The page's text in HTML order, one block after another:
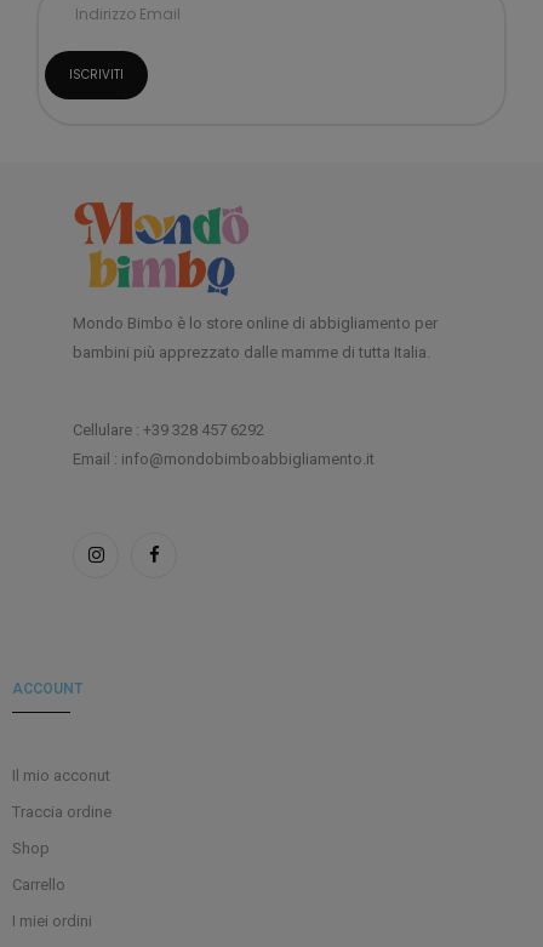
Mondo Bimbo è lo store online di abbigliamento per
bambini più apprezzato dalle mamme di tutta Italia.
Cellulare : +39 328 457 6292
Email : info@mondobimboabbigliamento.it
ACCOUNT
Il mio acconut
Traccia ordine
Shop
Carrello
I miei ordini